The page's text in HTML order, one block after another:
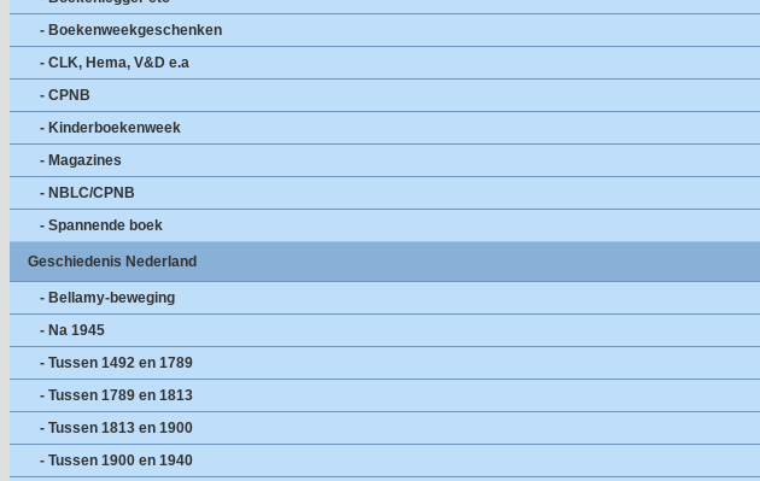
- Boekenweekgeschenken
- CLK, Hema, V&D e.a
- CPNB
- Kinderboekenweek
- Magazines
- NBLC/CPNB
- Spannende boek
Geschiedenis Nederland
- Bellamy-beweging
- Na 1945
- Tussen 1492 en 1789
- Tussen 1789 en 1813
- Tussen 1813 en 1900
- Tussen 1900 en 1940